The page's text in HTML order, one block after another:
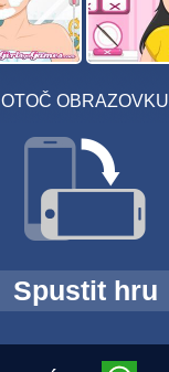
OTOČ OBRAZOVKU
Spustit hru